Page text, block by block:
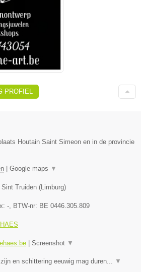
PROFIEL
Houtain Saint Simeon en in de provincie
Google maps ▼
Sint Truiden (Limburg)
-, BTW-nr: BE 0446.305.809
Screenshot ▼
en schittering eeuwig mag duren... ▼